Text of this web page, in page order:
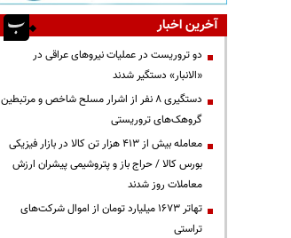
آخرین اخبار
دو تروریست در عملیات نیروهای عراقی در
«الانبار» دستگیر شدند
دستگیری ۸ نفر از اشرار مسلح شاخص و مرتبطین
گروهک‌های تروریستی
معامله بیش از ۴۱۳ هزار تن کالا در بازار فیزیکی
بورس کالا / حراج باز و پتروشیمی پیشران ارزش
معاملات روز شدند
تهاتر ۱۶۷۳ میلیارد تومان از اموال شرکت‌های
تراستی